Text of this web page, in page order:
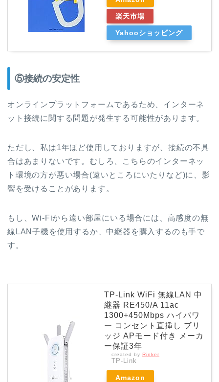
楽天市場
Yahooショッピング
⑤接続の安定性
オンラインプラットフォームであるため、インターネ
ット接続に関する問題が発生する可能性があります。
ただし、私は1年ほど使用しておりますが、接続の不具
合はあまりないです。むしろ、こちらのインターネッ
ト環境の方が悪い場合(遠いところにいたりなど)に、影
響を受けることがあります。
もし、Wi-Fiから遠い部屋にいる場合には、高感度の無
線LAN子機を使用するか、中継器を購入するのも手で
す。
TP-Link WiFi 無線LAN 中
継器 RE450/A 11ac
1300+450Mbps ハイパワ
ー コンセント直挿し ブリ
ッジ APモード付き メーカ
ー保証3年
created by Rinker
TP-Link
Amazon